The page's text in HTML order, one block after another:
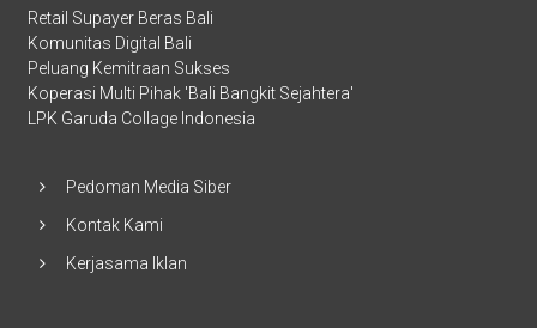
Retail Supayer Beras Bali
Komunitas Digital Bali
Peluang Kemitraan Sukses
Koperasi Multi Pihak 'Bali Bangkit Sejahtera'
LPK Garuda Collage Indonesia
Pedoman Media Siber
Kontak Kami
Kerjasama Iklan